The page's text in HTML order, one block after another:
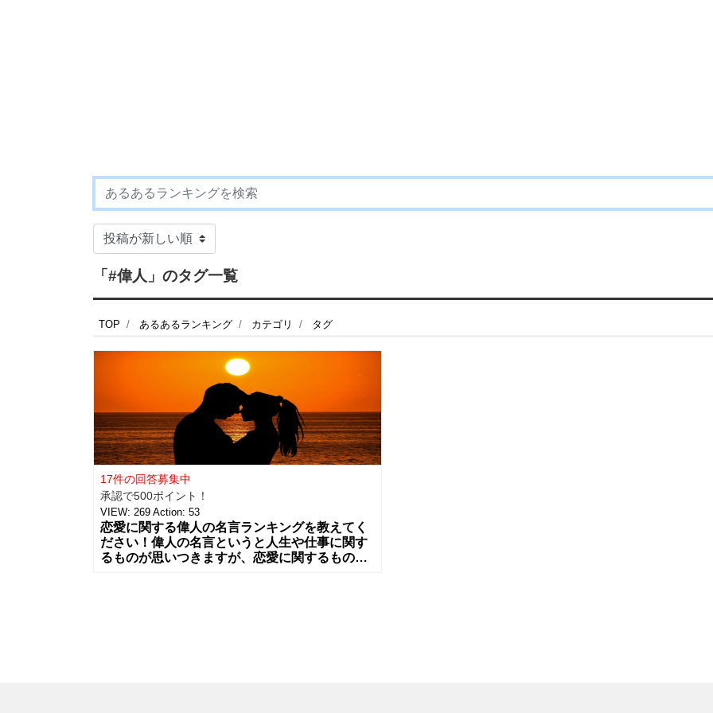
「#偉人」のタグ一覧
TOP あるあるランキング カテゴリ タグ
17件の回答募集中
承認で500ポイント！
VIEW: 269 Action: 53
恋愛に関する偉人の名言ランキングを教えてく
ださい！偉人の名言というと人生や仕事に関す
るものが思いつきますが、恋愛に関するものも